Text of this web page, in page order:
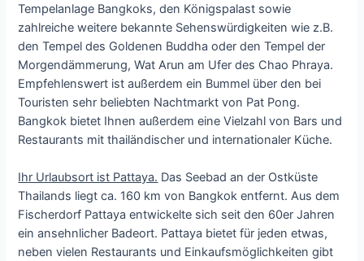
Tempelanlage Bangkoks, den Königspalast sowie
zahlreiche weitere bekannte Sehenswürdigkeiten wie z.B.
den Tempel des Goldenen Buddha oder den Tempel der
Morgendämmerung, Wat Arun am Ufer des Chao Phraya.
Empfehlenswert ist außerdem ein Bummel über den bei
Touristen sehr beliebten Nachtmarkt von Pat Pong.
Bangkok bietet Ihnen außerdem eine Vielzahl von Bars und
Restaurants mit thailändischer und internationaler Küche.
Ihr Urlaubsort ist Pattaya. Das Seebad an der Ostküste
Thailands liegt ca. 160 km von Bangkok entfernt. Aus dem
Fischerdorf Pattaya entwickelte sich seit den 60er Jahren
ein ansehnlicher Badeort. Pattaya bietet für jeden etwas,
neben vielen Restaurants und Einkaufsmöglichkeiten gibt